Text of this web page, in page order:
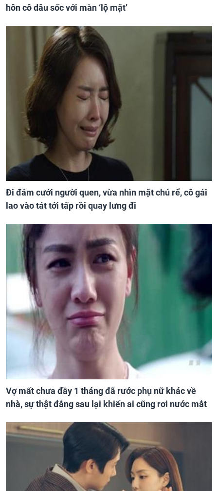
hôn cô dâu sốc với màn ‘lộ mặt’
Đi đám cưới người quen, vừa nhìn mặt chú rể, cô gái
lao vào tát tới tấp rồi quay lưng đi
Vợ mất chưa đầy 1 tháng đã rước phụ nữ khác về
nhà, sự thật đằng sau lại khiến ai cũng rơi nước mắt